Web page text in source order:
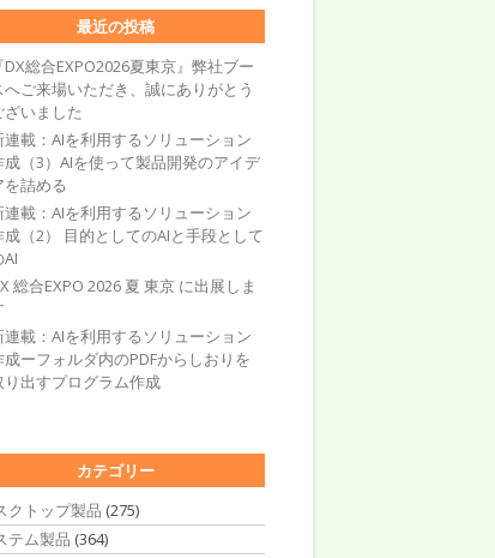
最近の投稿
『DX総合EXPO2026夏東京』弊社ブー
へご来場いただき、誠にありがとう
ざいました
連載：AIを利用するソリューション
成（3）AIを使って製品開発のアイデ
を詰める
連載：AIを利用するソリューション
成（2） 目的としてのAIと手段として
総合EXPO 2026 夏 東京 に出展しま
連載：AIを利用するソリューション
成ーフォルダ内のPDFからしおりを
り出すプログラム作成
カテゴリー
クトップ製品 (275)
テム製品 (364)